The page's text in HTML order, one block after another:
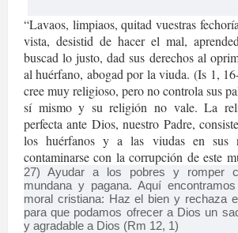
“Lavaos, limpiaos, quitad vuestras
vista, desistid de hacer el mal,
buscad lo justo, dad sus derechos al
al huérfano, abogad por la viuda. (Is 1,
cree muy religioso, pero no controla sus
sí mismo y su religión no vale. La
perfecta ante Dios, nuestro Padre,
los huérfanos y a las viudas en sus
contaminarse con la corrupción de este
27) Ayudar a los pobres y romper
mundana y pagana. Aquí
moral cristiana: Haz el bien y rechaza
para que podamos ofrecer a Dios un
y agradable a Dios (Rm 12, 1)